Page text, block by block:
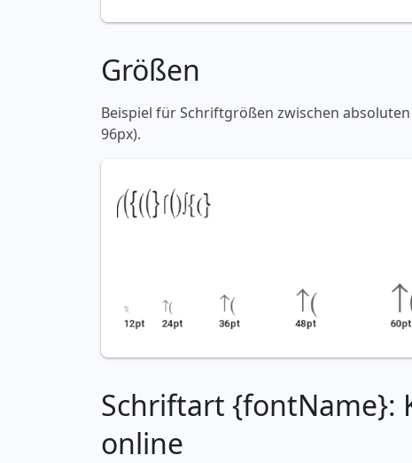
Größen
Beispiel für Schriftgrößen zwischen
96px).
Schriftart {fontName}:
online